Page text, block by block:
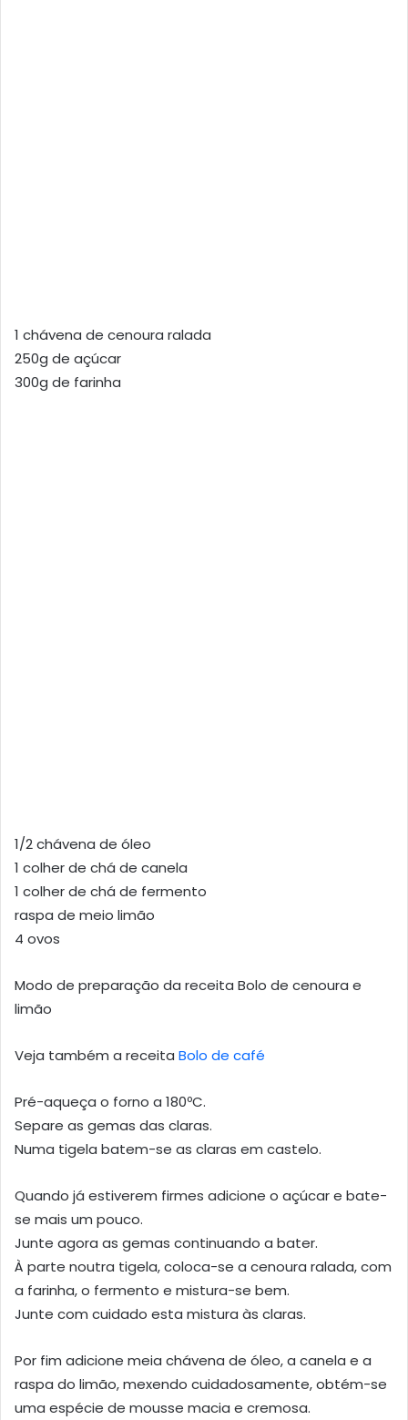
1 chávena de cenoura ralada
250g de açúcar
300g de farinha
1/2 chávena de óleo
1 colher de chá de canela
1 colher de chá de fermento
raspa de meio limão
4 ovos
Modo de preparação da receita Bolo de cenoura e
limão
Veja também a receita Bolo de café
Pré-aqueça o forno a 180ºC.
Separe as gemas das claras.
Numa tigela batem-se as claras em castelo.
Quando já estiverem firmes adicione o açúcar e bate-
se mais um pouco.
Junte agora as gemas continuando a bater.
À parte noutra tigela, coloca-se a cenoura ralada, com
a farinha, o fermento e mistura-se bem.
Junte com cuidado esta mistura às claras.
Por fim adicione meia chávena de óleo, a canela e a
raspa do limão, mexendo cuidadosamente, obtém-se
uma espécie de mousse macia e cremosa.